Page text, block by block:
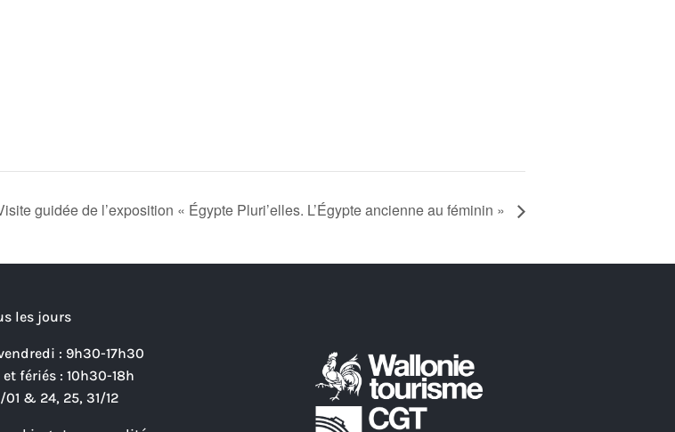
guidée de l’exposition « Égypte Pluri’elles. L’Égypte ancienne au féminin »
les jours
: 9h30-17h30
fériés : 10h30-18h
01 & 24, 25, 31/12